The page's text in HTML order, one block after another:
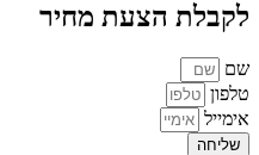
לקבלת הצעת מחיר
שם
טלפון
אימייל
שליחה